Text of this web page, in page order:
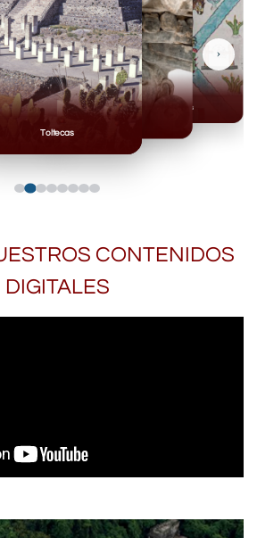
Toltecas
Mexicas
›
CONTENIDOS
DIGITALES